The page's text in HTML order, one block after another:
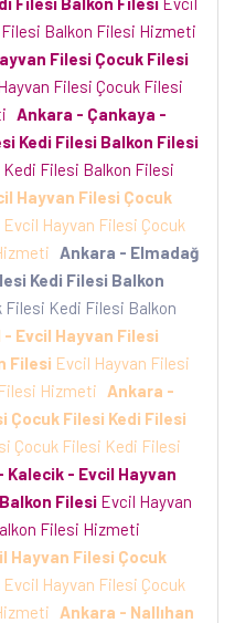
Balkon Filesi Hizmeti
Filesi Çocuk Filesi
Filesi Çocuk Filesi
Ankara - Çankaya -
Kedi Filesi Balkon Filesi
Filesi Balkon Filesi
Hayvan Filesi Çocuk
Evcil Hayvan Filesi Çocuk
Ankara - Elmadağ
Kedi Filesi Balkon
Filesi Kedi Filesi Balkon
Evcil Hayvan Filesi
Filesi Evcil Hayvan Filesi
Hizmeti
Ankara -
Çocuk Filesi Kedi Filesi
Çocuk Filesi Kedi Filesi
Kalecik - Evcil Hayvan
Filesi Evcil Hayvan
Filesi Hizmeti
Hayvan Filesi Çocuk
Evcil Hayvan Filesi Çocuk
Ankara - Nallıhan